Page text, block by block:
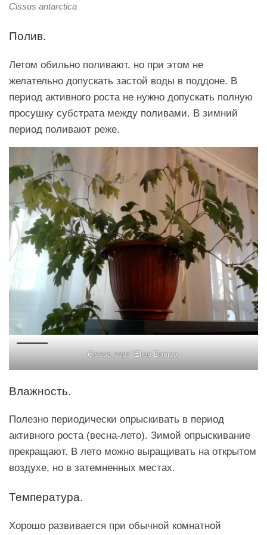
Cissus antarctica
Полив.
Летом обильно поливают, но при этом не
желательно допускать застой воды в поддоне. В
период активного роста не нужно допускать полную
просушку субстрата между поливами. В зимний
период поливают реже.
Cissus сорт ‘Ellen Danica’
Влажность.
Полезно периодически опрыскивать в период
активного роста (весна-лето). Зимой опрыскивание
прекращают. В лето можно выращивать на открытом
воздухе, но в затемненных местах.
Температура.
Хорошо развивается при обычной комнатной